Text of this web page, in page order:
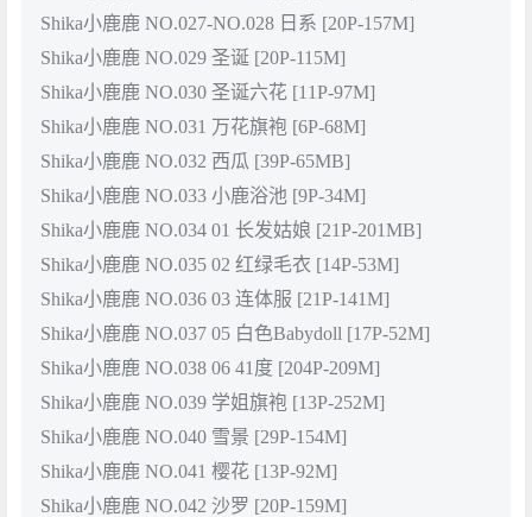
Shika小鹿鹿 NO.027-NO.028 日系 [20P-157M]
Shika小鹿鹿 NO.029 圣诞 [20P-115M]
Shika小鹿鹿 NO.030 圣诞六花 [11P-97M]
Shika小鹿鹿 NO.031 万花旗袍 [6P-68M]
Shika小鹿鹿 NO.032 西瓜 [39P-65MB]
Shika小鹿鹿 NO.033 小鹿浴池 [9P-34M]
Shika小鹿鹿 NO.034 01 长发姑娘 [21P-201MB]
Shika小鹿鹿 NO.035 02 红绿毛衣 [14P-53M]
Shika小鹿鹿 NO.036 03 连体服 [21P-141M]
Shika小鹿鹿 NO.037 05 白色Babydoll [17P-52M]
Shika小鹿鹿 NO.038 06 41度 [204P-209M]
Shika小鹿鹿 NO.039 学姐旗袍 [13P-252M]
Shika小鹿鹿 NO.040 雪景 [29P-154M]
Shika小鹿鹿 NO.041 樱花 [13P-92M]
Shika小鹿鹿 NO.042 沙罗 [20P-159M]